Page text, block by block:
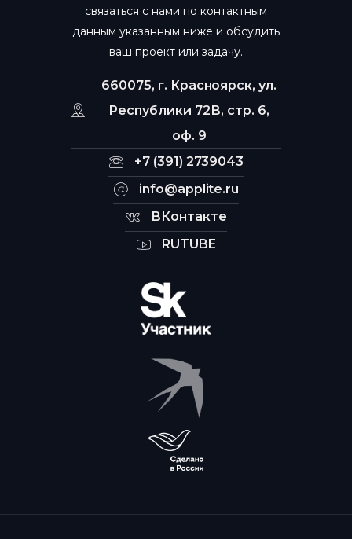
связаться с нами по контактным
данным указанным ниже и обсудить
ваш проект или задачу.
660075, г. Красноярск, ул.
Республики 72В, стр. 6,
оф. 9
+7 (391) 2739043
info@applite.ru
ВКонтакте
RUTUBE